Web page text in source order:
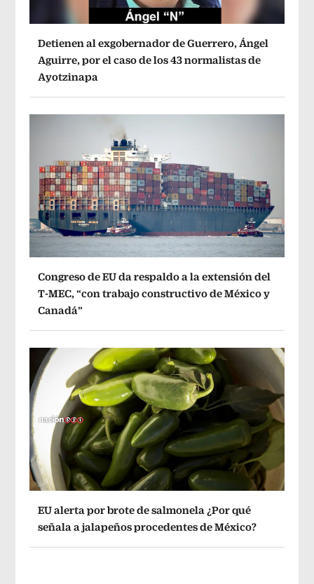
Detienen al exgobernador de Guerrero, Ángel
Aguirre, por el caso de los 43 normalistas de
Ayotzinapa
Congreso de EU da respaldo a la extensión del
T-MEC, “con trabajo constructivo de México y
Canadá”
EU alerta por brote de salmonela ¿Por qué
señala a jalapeños procedentes de México?